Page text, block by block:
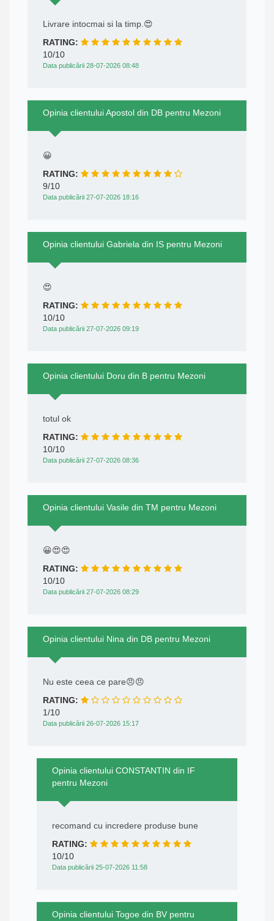
Livrare intocmai si la timp.😍
RATING:
10/10
Data publicării 28-07-2026 08:48
Opinia clientului Apostol din DB pentru Mezoni
😀
RATING:
9/10
Data publicării 27-07-2026 18:16
Opinia clientului Gabriela din IS pentru Mezoni
😍
RATING:
10/10
Data publicării 27-07-2026 09:19
Opinia clientului Doru din B pentru Mezoni
totul ok
RATING:
10/10
Data publicării 27-07-2026 08:36
Opinia clientului Vasile din TM pentru Mezoni
😀😍😍
RATING:
10/10
Data publicării 27-07-2026 08:29
Opinia clientului Nina din DB pentru Mezoni
Nu este ceea ce pare😠😠
RATING:
1/10
Data publicării 26-07-2026 15:17
Opinia clientului CONSTANTIN din IF
pentru Mezoni
recomand cu incredere produse bune
RATING:
10/10
Data publicării 25-07-2026 11:58
Opinia clientului Togoe din BV pentru